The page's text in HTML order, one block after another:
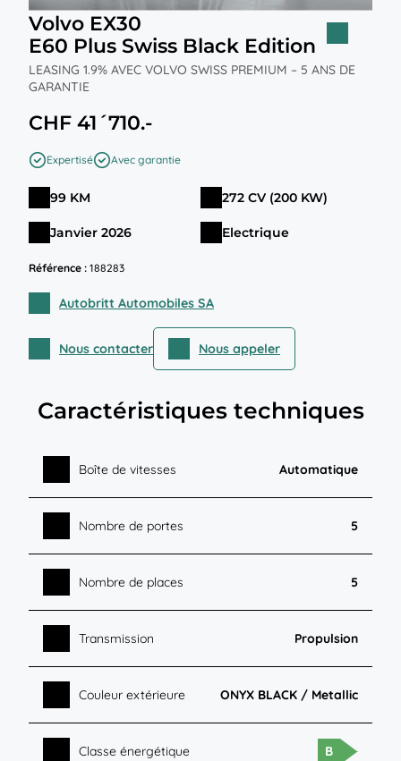
Volvo EX30
E60 Plus Swiss Black Edition
LEASING 1.9% AVEC VOLVO SWISS PREMIUM – 5 ANS DE
GARANTIE
CHF 41´710.-
Expertisé Avec garantie
99 KM 272 CV (200 KW)
Janvier 2026 Electrique
Référence : 188283
Autobritt Automobiles SA
Nous contacter Nous appeler
Caractéristiques techniques
Boîte de vitesses Automatique
Nombre de portes 5
Nombre de places 5
Transmission Propulsion
Couleur extérieure ONYX BLACK / Metallic
Classe énergétique B